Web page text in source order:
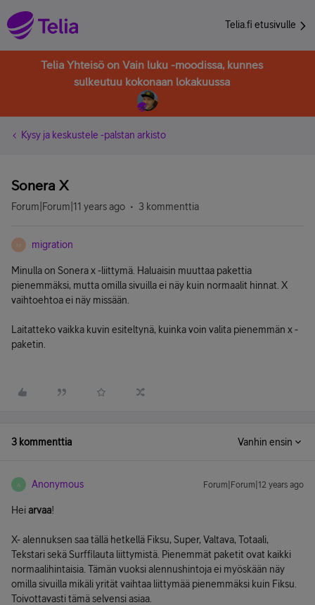
Telia.fi etusivulle
Telia Yhteisö on Vain luku -moodissa, kunnes
sulkeutuu kokonaan lokakuussa
Kysy ja keskustele -palstan arkisto
Sonera X
Forum|Forum|11 years ago 3 kommenttia
M migration
Minulla on Sonera x -liittymä. Haluaisin muuttaa pakettia
pienemmäksi, mutta omilla sivuilla ei näy kuin normaalit hinnat. X
vaihtoehtoa ei näy missään.
Laitatteko vaikka kuvin esiteltynä, kuinka voin valita pienemmän x -
paketin.
3 kommenttia Vanhin ensin
A Anonymous Forum|Forum|12 years ago
Heiarvaa!
X- alennuksen saa tällä hetkellä Fiksu, Super, Valtava, Totaali,
Tekstari sekä Surffilauta liittymistä. Pienemmät paketit ovat kaikki
normaalihintaisia. Tämän vuoksi alennushintoja ei myöskään näy
omilla sivuilla mikäli yrität vaihtaa liittymää pienemmäksi kuin Fiksu.
Toivottavasti tämä selvensi asiaa.